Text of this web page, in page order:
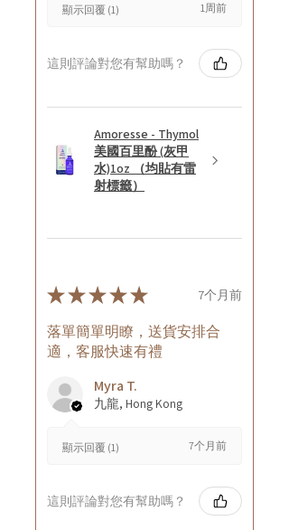
顯示回覆 (1) 1周前
這則評論對您有幫助嗎？
Amoresse - Thymol
美國百里酚 (灰甲
水)1oz （均貼有雷
射標籤）
★★★★★ 7个月前
落單簡單明瞭，送貨安排合
適，客服快速有禮
Myra T.
九龍, Hong Kong
顯示回覆 (1) 7个月前
這則評論對您有幫助嗎？